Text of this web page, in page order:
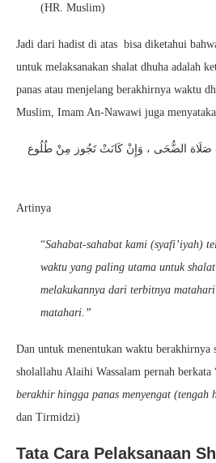
(HR. Muslim)
Jadi dari hadist di atas bisa diketahui
untuk melaksanakan shalat dhuha adalah
panas atau menjelang berakhirnya waktu
Muslim, Imam An-Nawawi juga
صَلَاة الضُّحَى ، وَإِنْ كَانَتْ تَجُوز مِنْ طُلُوع
Artinya
“Sahabat-sahabat kami (syafi’iyah)
waktu yang paling utama untuk
melakukannya dari terbitnya
matahari.”
Dan untuk menentukan waktu berakhirnya
sholallahu Alaihi Wassalam pernah berkata
berakhir hingga panas menyengat (tengah
dan Tirmidzi)
Tata Cara Pelaksanaan